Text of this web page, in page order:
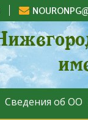
Сведения об ОО